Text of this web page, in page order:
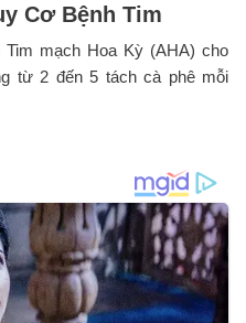
Cơ Bệnh Tim
mạch Hoa Kỳ (AHA) cho
từ 2 đến 5 tách cà phê mỗi